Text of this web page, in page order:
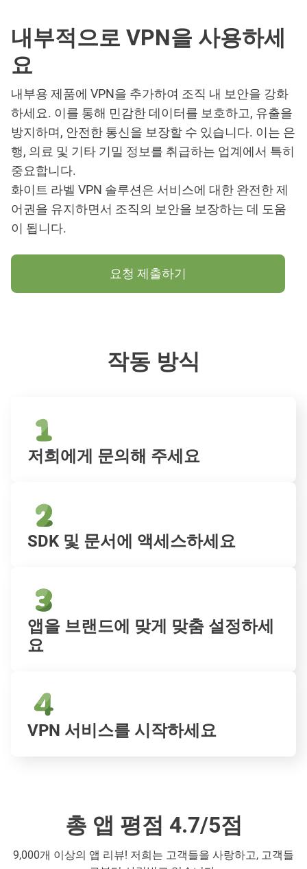
내부적으로 VPN을 사용하세
요
내부용 제품에 VPN을 추가하여 조직 내 보안을 강화
하세요. 이를 통해 민감한 데이터를 보호하고, 유출을
방지하며, 안전한 통신을 보장할 수 있습니다. 이는 은
행, 의료 및 기타 기밀 정보를 취급하는 업계에서 특히
중요합니다.
화이트 라벨 VPN 솔루션은 서비스에 대한 완전한 제
어권을 유지하면서 조직의 보안을 보장하는 데 도움
이 됩니다.
요청 제출하기
작동 방식
저희에게 문의해 주세요
SDK 및 문서에 액세스하세요
앱을 브랜드에 맞게 맞춤 설정하세
요
VPN 서비스를 시작하세요
총 앱 평점 4.7/5점
9,000개 이상의 앱 리뷰! 저희는 고객들을 사랑하고, 고객들